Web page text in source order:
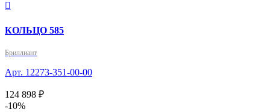

КОЛЬЦО 585
Бриллиант
Арт. 12273-351-00-00
124 898 ₽
-10%